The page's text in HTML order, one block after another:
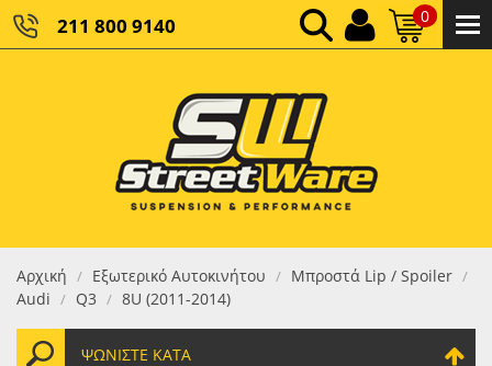
211 800 9140 0
ΚΑΘΑΡΌ ΣΎΝΟΛΟ:
ΤΕΛΙΚΌ ΣΎΝΟΛΟ:0,00 €
Αρχική / Εξωτερικό Αυτοκινήτου / Μπροστά Lip / Spoiler /
Audi / Q3 / 8U (2011-2014)
ΨΩΝΊΣΤΕ ΚΑΤΆ